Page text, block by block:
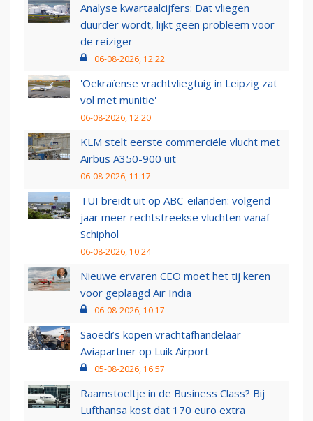
Analyse kwartaalcijfers: Dat vliegen
duurder wordt, lijkt geen probleem voor
de reiziger
06-08-2026, 12:22
'Oekraïense vrachtvliegtuig in Leipzig zat
vol met munitie'
06-08-2026, 12:20
KLM stelt eerste commerciële vlucht met
Airbus A350-900 uit
06-08-2026, 11:17
TUI breidt uit op ABC-eilanden: volgend
jaar meer rechtstreekse vluchten vanaf
Schiphol
06-08-2026, 10:24
Nieuwe ervaren CEO moet het tij keren
voor geplaagd Air India
06-08-2026, 10:17
Saoedi’s kopen vrachtafhandelaar
Aviapartner op Luik Airport
05-08-2026, 16:57
Raamstoeltje in de Business Class? Bij
Lufthansa kost dat 170 euro extra